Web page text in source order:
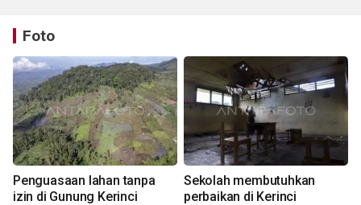
Foto
Penguasaan lahan tanpa
izin di Gunung Kerinci
Sekolah membutuhkan
perbaikan di Kerinci